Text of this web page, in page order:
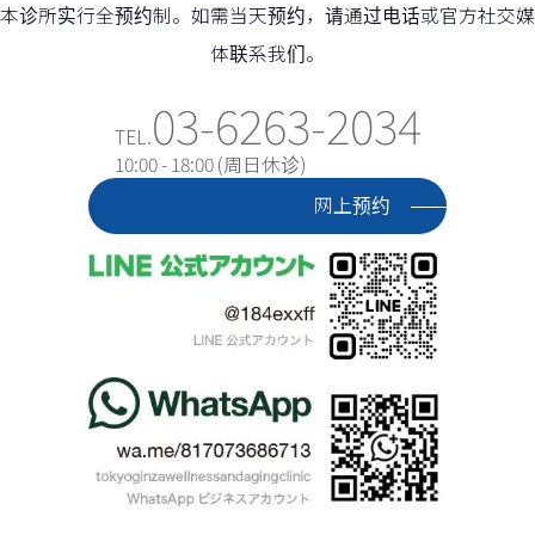
本诊所实行全预约制。如需当天预约，请通过电话或官方社交媒
体联系我们。
TEL.03-6263-2034
10:00 - 18:00 (周日休诊)
网上预约